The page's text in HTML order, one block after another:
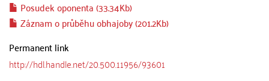
Posudek oponenta (33.34Kb)
Záznam o průběhu obhajoby (201.2Kb)
Permanent link
http://hdl.handle.net/20.500.11956/93601